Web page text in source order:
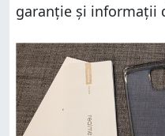
garanție și informații